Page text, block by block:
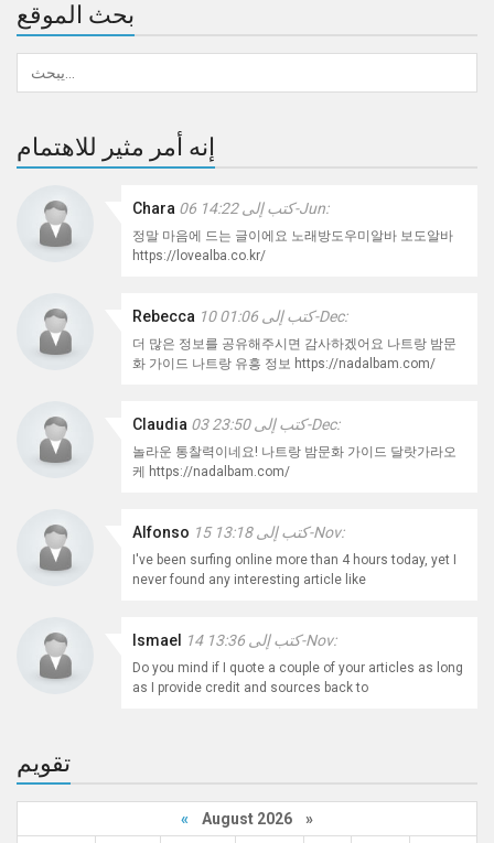
بحث الموقع
إنه أمر مثير للاهتمام
Chara كتب إلى 14:22 06-Jun:
정말 마음에 드는 글이에요 노래방도우미알바 보도알바
https://lovealba.co.kr/
Rebecca كتب إلى 01:06 10-Dec:
더 많은 정보를 공유해주시면 감사하겠어요 나트랑 밤문
화 가이드 나트랑 유흥 정보 https://nadalbam.com/
Claudia كتب إلى 23:50 03-Dec:
놀라운 통찰력이네요! 나트랑 밤문화 가이드 달랏가라오
케 https://nadalbam.com/
Alfonso كتب إلى 13:18 15-Nov:
I've been surfing online more than 4 hours today, yet I
never found any interesting article like
Ismael كتب إلى 13:36 14-Nov:
Do you mind if I quote a couple of your articles as long
as I provide credit and sources back to
تقويم
« August 2026 »